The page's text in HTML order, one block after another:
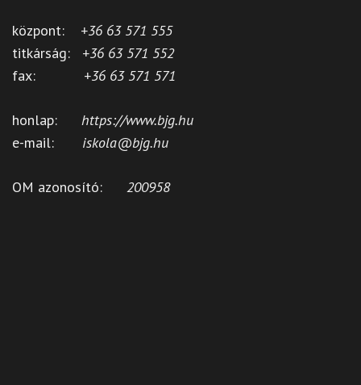
központ: +36 63 571 555
titkárság: +36 63 571 552
fax: +36 63 571 571
honlap: https://www.bjg.hu
e-mail: iskola@bjg.hu
OM azonosító: 200958